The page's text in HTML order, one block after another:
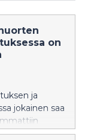
on
ja
jokainen saa
ja STTK-